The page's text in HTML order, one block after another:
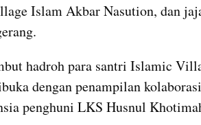
Islam Akbar Nasution, dan
hadroh para santri Islamic
dengan penampilan
penghuni LKS Husnul